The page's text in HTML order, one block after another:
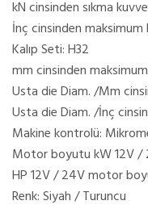
kN cinsinden sıkma
İnç cinsinden
Kalıp Seti: H32
mm cinsinden
Usta die Diam. /Mm
Usta die Diam. /İnç
Makine kontrolü:
Motor boyutu kW 12V /
HP 12V / 24V motor
Renk: Siyah / Turuncu